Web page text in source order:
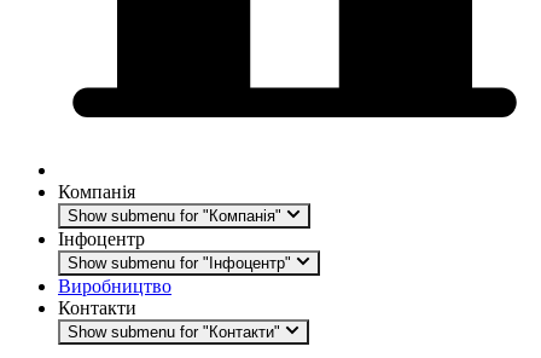
Компанія
Show submenu for "Компанія"
Інфоцентр
Show submenu for "Інфоцентр"
Виробництво
Контакти
Show submenu for "Контакти"